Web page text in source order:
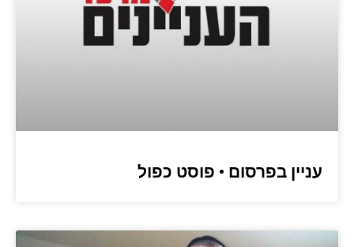
עניין בפרסום • פוסט כפול